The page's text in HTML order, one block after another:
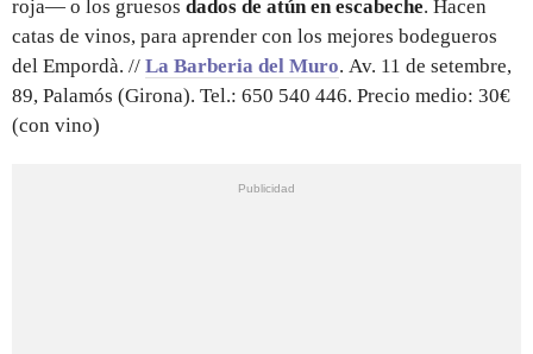
roja— o los gruesos dados de atún en escabeche. Hacen
catas de vinos, para aprender con los mejores bodegueros
del Empordà. // La Barberia del Muro. Av. 11 de setembre,
89, Palamós (Girona). Tel.: 650 540 446. Precio medio: 30€
(con vino)